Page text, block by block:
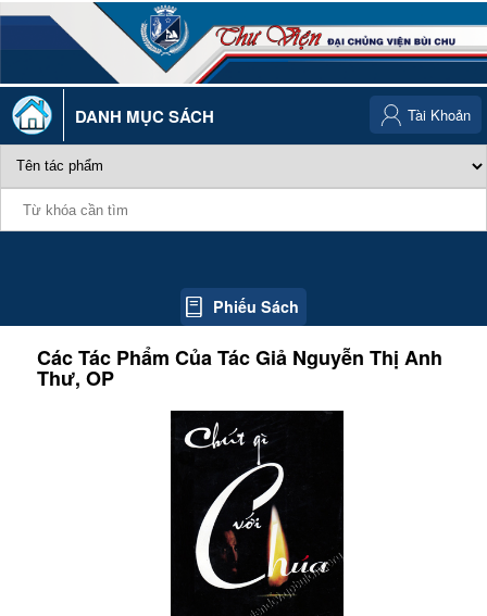
DANH MỤC SÁCH
Phiếu Sách
Tài Khoản
Các Tác Phẩm Của Tác Giả Nguyễn Thị Anh
Thư, OP